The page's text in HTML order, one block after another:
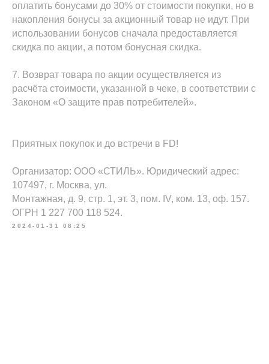
оплатить бонусами до 30% от стоимости покупки, но в
накопления бонусы за акционный товар не идут. При
использовании бонусов сначала предоставляется
скидка по акции, а потом бонусная скидка.
7. Возврат товара по акции осуществляется из
расчёта стоимости, указанной в чеке, в соответствии с
Законом «О защите прав потребителей».
Приятных покупок и до встречи в FD!
Организатор: ООО «СТИЛЬ». Юридический адрес:
107497, г. Москва, ул.
Монтажная, д. 9, стр. 1, эт. 3, пом. IV, ком. 13, оф. 157.
ОГРН 1 227 700 118 524.
2024-01-31 08:25